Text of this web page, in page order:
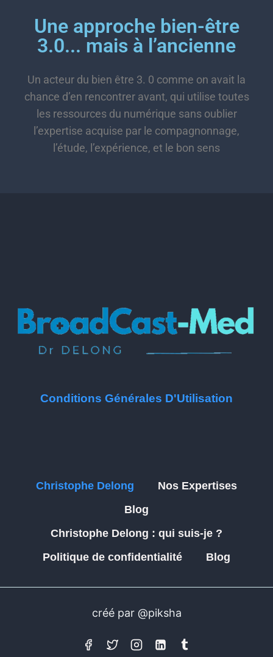
Une approche bien-être
3.0... mais à l’ancienne
Un acteur du bien être 3. 0 comme on avait la
chance d’en rencontrer avant, qui utilise toutes
les ressources du numérique sans oublier
l’expertise acquise par le compagnonnage,
l’étude, l’expérience, et le bon sens
Conditions Générales D'Utilisation
Christophe Delong
Nos Expertises
Blog
Christophe Delong : qui suis-je ?
Politique de confidentialité
Blog
créé par @piksha